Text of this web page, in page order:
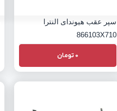
سپر عقب هیوندای النترا
866103X710
0 تومان